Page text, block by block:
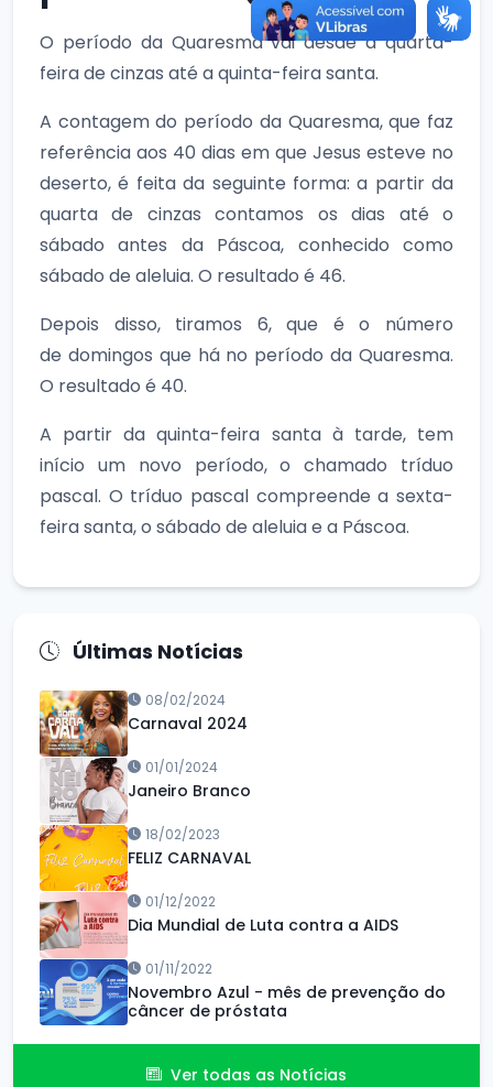
O período da Quaresma vai desde a quarta-
feira de cinzas até a quinta-feira santa.
A contagem do período da Quaresma, que faz
referência aos 40 dias em que Jesus esteve no
deserto, é feita da seguinte forma: a partir da
quarta de cinzas contamos os dias até o
sábado antes da Páscoa, conhecido como
sábado de aleluia. O resultado é 46.
Depois disso, tiramos 6, que é o número
de domingos que há no período da Quaresma.
O resultado é 40.
A partir da quinta-feira santa à tarde, tem
início um novo período, o chamado tríduo
pascal. O tríduo pascal compreende a sexta-
feira santa, o sábado de aleluia e a Páscoa.
Últimas Notícias
08/02/2024
Carnaval 2024
01/01/2024
Janeiro Branco
18/02/2023
FELIZ CARNAVAL
01/12/2022
Dia Mundial de Luta contra a AIDS
01/11/2022
Novembro Azul - mês de prevenção do
câncer de próstata
Ver todas as Notícias